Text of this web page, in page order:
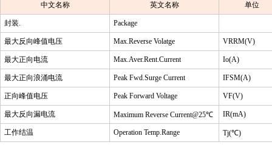
中文名称 英文名称 单位
封装. Package
最大反向峰值电压 Max.Reverse Volatge VRRM(V)
最大正向电流 Max.Aver.Rent.Current Io(A)
最大正向浪涌电流 Peak Fwd.Surge Current IFSM(A)
正向峰值电压 Peak Forward Voltage VF(V)
最大反向漏电流 Maximum Reverse Current@25℃ IR(mA)
工作结温 Operation Temp.Range Tj(℃)